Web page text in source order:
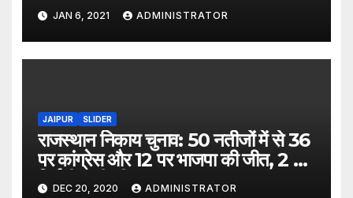
JAN 6, 2021 ADMINISTRATOR
JAIPUR SLIDER
राजस्थान निकाय चुनाव: 50 नतीजों में से 36
पर कांग्रेस और 12 पर भाजपा की जीत, 2 पर
निर्दलीय की जीत
DEC 20, 2020 ADMINISTRATOR